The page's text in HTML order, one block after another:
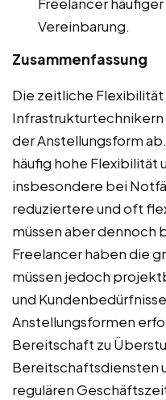
Vereinbarung.
Zusammenfassung
Die zeitliche Flexibilität
Infrastrukturtechnikern
der Anstellungsform
häufig hohe Flexibilität
insbesondere bei
reduziertere und oft
müssen aber dennoch
Freelancer haben die
müssen jedoch
und
Anstellungsformen
Bereitschaft zu
Bereitschaftsdiensten
regulären